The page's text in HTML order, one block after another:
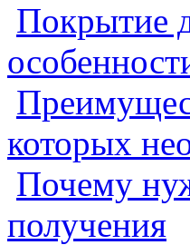
Покрытие
которых
Почему
получения